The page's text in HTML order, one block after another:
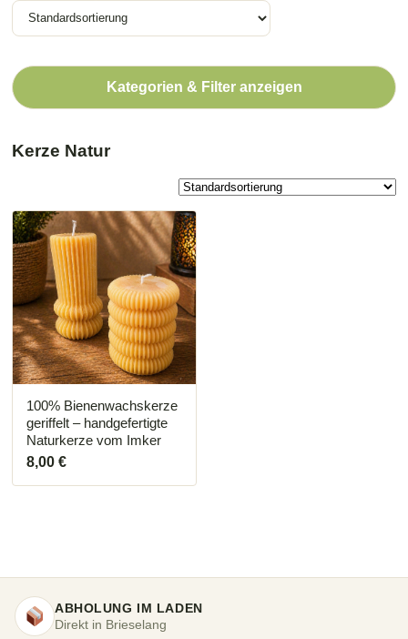
Kategorien & Filter anzeigen
Kerze Natur
100% Bienenwachskerze
geriffelt – handgefertigte
Naturkerze vom Imker
8,00 €
Dieses
Produkt
weist
mehrere
Varianten
auf.
Die
Optionen
können
auf
der
Produktseite
gewählt
werden
ABHOLUNG IM LADEN
Direkt in Brieselang